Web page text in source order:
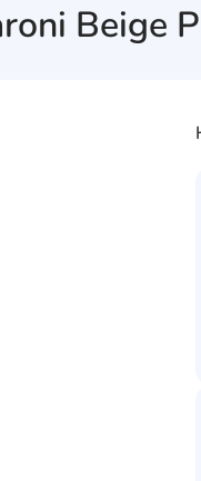
Beige